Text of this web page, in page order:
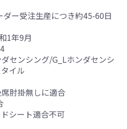
ー受注生産につき約45-60日
1年9月
センシング/G_Lホンダセンシ
イル
肘掛無しに適合
シート適合不可